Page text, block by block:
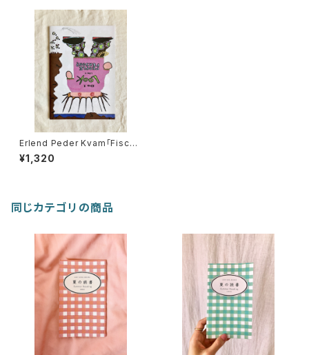
Erlend Peder Kvam「Fiscal
Cliff 」
¥1,320
同じカテゴリの商品